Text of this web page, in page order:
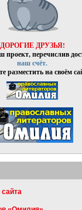
ДОРОГИЕ ДРУЗЬЯ!
перечислив
наш счёт.
разместить на своём